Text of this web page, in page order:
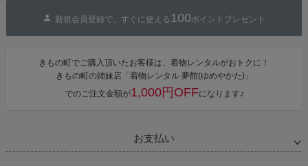
新規会員登録で、すぐに使える 100ポイントプレゼント
きもの町でご購入頂いたお客様は、着物レンタルがおトクに！
きもの町の姉妹店「着物レンタル 夢館(ゆめやかた)」
でのご注文金額が1,000円OFFになります♪
お支払い